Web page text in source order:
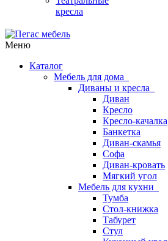
кресла
Меню
Каталог
Мебель для дома
Диваны и кресла
Диван
Кресло
Кресло-качалка
Банкетка
Диван-скамья
Софа
Диван-кровать
Мягкий угол
Мебель для кухни
Тумба
Стол-книжка
Табурет
Стул